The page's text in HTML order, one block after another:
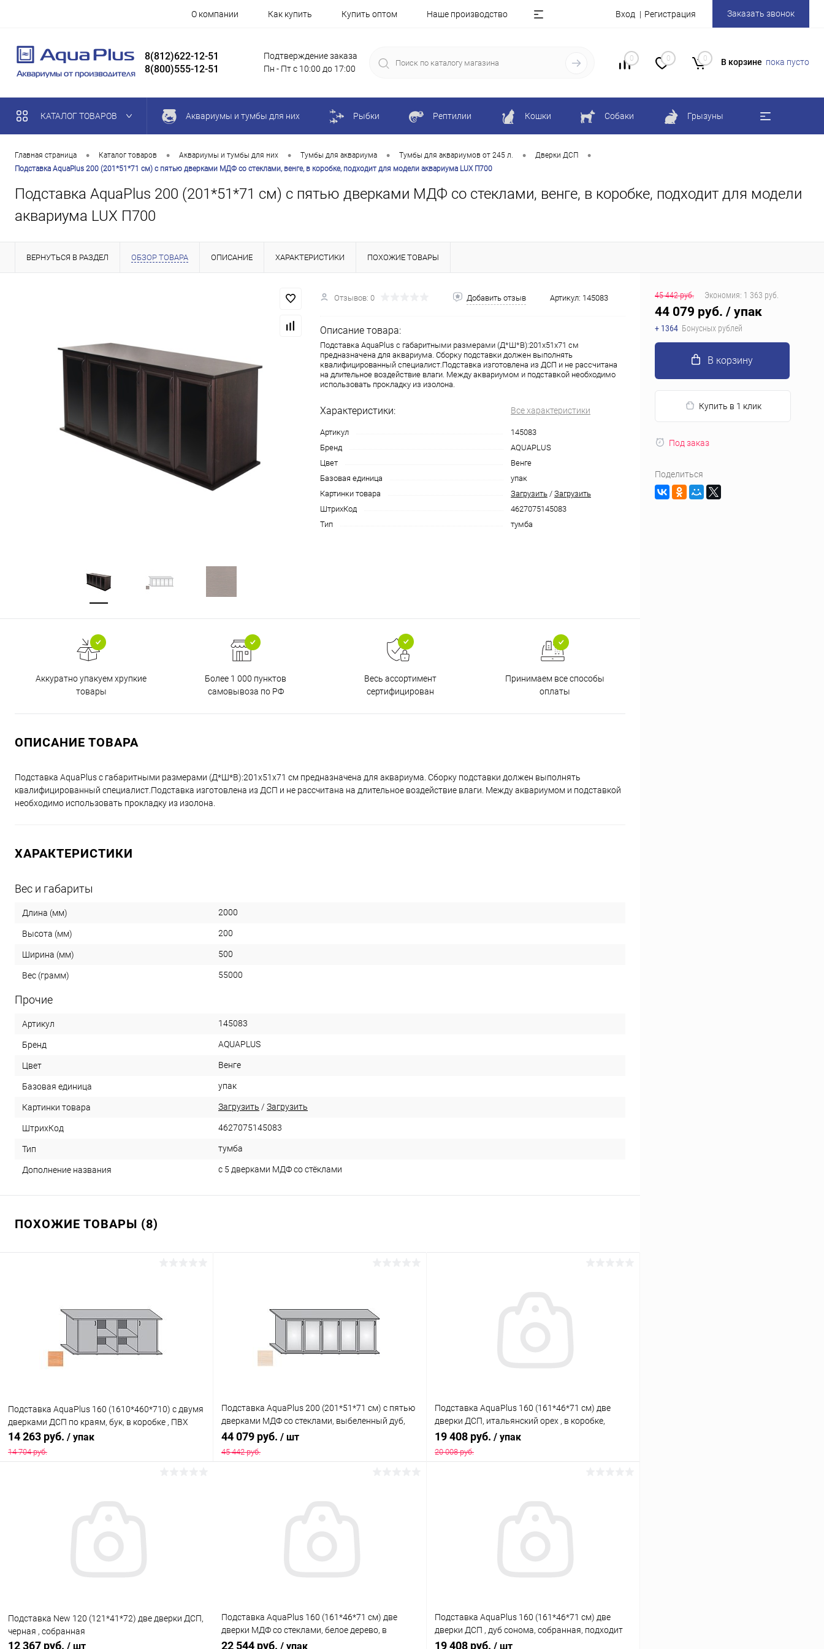
О компании Как купить Купить оптом Наше производство Вход Регистрация Заказать звонок
8(812)622-12-51
8(800)555-12-51
Подтверждение заказа
Пн - Пт с 10:00 до 17:00
0 0 0 В корзине пока пусто
КАТАЛОГ ТОВАРОВ Аквариумы и тумбы для них Рыбки Рептилии Кошки Собаки Грызуны
Главная страница • Каталог товаров • Аквариумы и тумбы для них • Тумбы для аквариума • Тумбы для аквариумов от 245 л. • Дверки ДСП •
Подставка AquaPlus 200 (201*51*71 см) с пятью дверками МДФ со стеклами, венге, в коробке, подходит для модели аквариума LUX П700
Подставка AquaPlus 200 (201*51*71 см) с пятью дверками МДФ со стеклами, венге, в коробке, подходит для модели
аквариума LUX П700
ВЕРНУТЬСЯ В РАЗДЕЛ ОБЗОР ТОВАРА ОПИСАНИЕ ХАРАКТЕРИСТИКИ ПОХОЖИЕ ТОВАРЫ
Отзывов: 0 Добавить отзыв Артикул: 145083
Описание товара:
Подставка AquaPlus с габаритными размерами (Д*Ш*В):201x51x71 см
предназначена для аквариума. Сборку подставки должен выполнять
квалифицированный специалист.Подставка изготовлена из ДСП и не рассчитана
на длительное воздействие влаги. Между аквариумом и подставкой необходимо
использовать прокладку из изолона.
Характеристики: Все характеристики
Артикул
145083
Бренд
AQUAPLUS
Цвет
Венге
Базовая единица
упак
Картинки товара
Загрузить / Загрузить
ШтрихКод
4627075145083
Тип
тумба
Аккуратно упакуем хрупкие
товары
Более 1 000 пунктов
самовывоза по РФ
Весь ассортимент
сертифицирован
Принимаем все способы
оплаты
ОПИСАНИЕ ТОВАРА
Подставка AquaPlus с габаритными размерами (Д*Ш*В):201x51x71 см предназначена для аквариума. Сборку подставки должен выполнять
квалифицированный специалист.Подставка изготовлена из ДСП и не рассчитана на длительное воздействие влаги. Между аквариумом и подставкой
необходимо использовать прокладку из изолона.
ХАРАКТЕРИСТИКИ
Вес и габариты
Длина (мм) 2000
Высота (мм) 200
Ширина (мм) 500
Вес (грамм) 55000
Прочие
Артикул 145083
Бренд AQUAPLUS
Цвет Венге
Базовая единица упак
Картинки товара Загрузить / Загрузить
ШтрихКод 4627075145083
Тип тумба
Дополнение названия с 5 дверками МДФ со стёклами
ПОХОЖИЕ ТОВАРЫ (8)
Подставка AquaPlus 160 (1610*460*710) с двумя
дверками ДСП по краям, бук, в коробке , ПВХ
14 263 руб. / упак
14 704 руб.
Подставка AquaPlus 200 (201*51*71 см) с пятью
дверками МДФ со стеклами, выбеленный дуб,
собранная, подходит для модели аквариума LUX
44 079 руб. / шт
45 442 руб.
Подставка AquaPlus 160 (161*46*71 см) две
дверки ДСП, итальянский орех , в коробке,
подходит для модели аквариума LUX П540
19 408 руб. / упак
20 008 руб.
Пoдставка New 120 (121*41*72) две дверки ДСП,
черная , собранная
12 367 руб. / шт
Подставка AquaPlus 160 (161*46*71 см) две
дверки МДФ со стеклами, белое дерево, в
коробке, подходит для модели аквариума LUX
22 544 руб. / упак
Подставка AquaPlus 160 (161*46*71 см) две
дверки ДСП , дуб сонома, собранная, подходит
для модели аквариума LUX П540
19 408 руб. / шт
45 442 руб. Экономия: 1 363 руб.
44 079 руб. / упак
+ 1364 Бонусных рублей
В корзину
Купить в 1 клик
Под заказ
Поделиться